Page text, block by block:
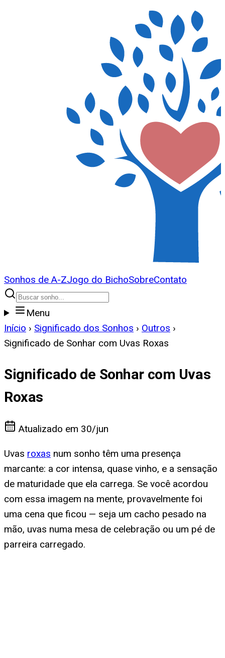
Sonhos de A-ZJogo do BichoSobreContato
Menu
Início › Significado dos Sonhos › Outros ›
Significado de Sonhar com Uvas Roxas
Significado de Sonhar com Uvas
Roxas
Atualizado em 30/jun
Uvas roxas num sonho têm uma presença
marcante: a cor intensa, quase vinho, e a sensação
de maturidade que ela carrega. Se você acordou
com essa imagem na mente, provavelmente foi
uma cena que ficou — seja um cacho pesado na
mão, uvas numa mesa de celebração ou um pé de
parreira carregado.